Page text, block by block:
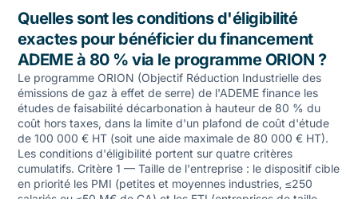
Quelles sont les conditions d'éligibilité
exactes pour bénéficier du financement
ADEME à 80 % via le programme ORION ?
Le programme ORION (Objectif Réduction Industrielle des
émissions de gaz à effet de serre) de l'ADEME finance les
études de faisabilité décarbonation à hauteur de 80 % du
coût hors taxes, dans la limite d'un plafond de coût d'étude
de 100 000 € HT (soit une aide maximale de 80 000 € HT).
Les conditions d'éligibilité portent sur quatre critères
cumulatifs. Critère 1 — Taille de l'entreprise : le dispositif cible
en priorité les PMI (petites et moyennes industries, ≤250